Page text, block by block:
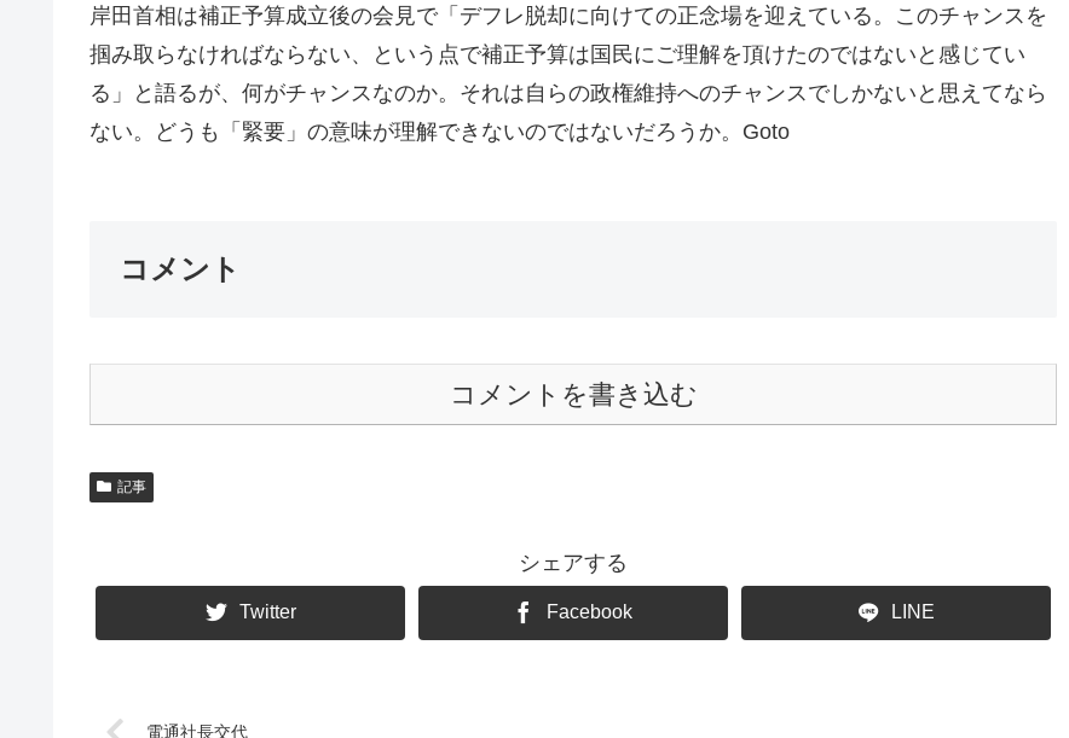
岸田首相は補正予算成立後の会見で「デフレ脱却に向けての正念場を迎えている。このチャンスを
掴み取らなければならない、という点で補正予算は国民にご理解を頂けたのではないと感じてい
る」と語るが、何がチャンスなのか。それは自らの政権維持へのチャンスでしかないと思えてなら
ない。どうも「緊要」の意味が理解できないのではないだろうか。Goto
コメント
コメントを書き込む
記事
シェアする
Twitter Facebook LINE
電通社長交代